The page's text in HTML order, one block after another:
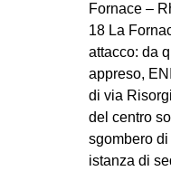
Fornace –
18 La
attacco: da
appreso,
di via
del centro
sgombero
istanza di